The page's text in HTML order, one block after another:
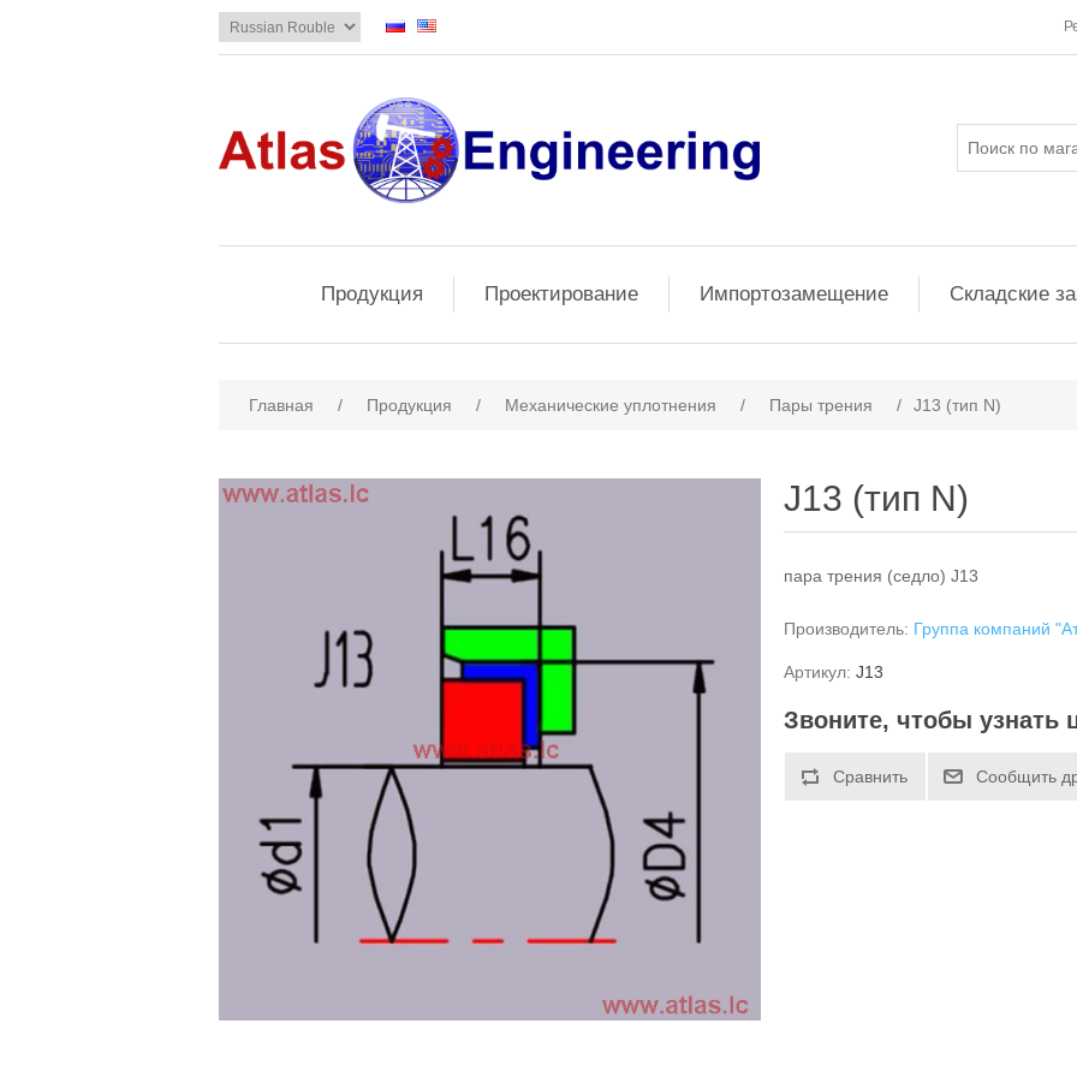
Продукция Проектирование Импортозамещение Складские
Главная / Продукция / Механические уплотнения / Пары трения / J13 (тип N)
J13 (тип N)
пара трения (седло) J13
Производитель: Группа компаний
Артикул: J13
Звоните, чтобы узнать